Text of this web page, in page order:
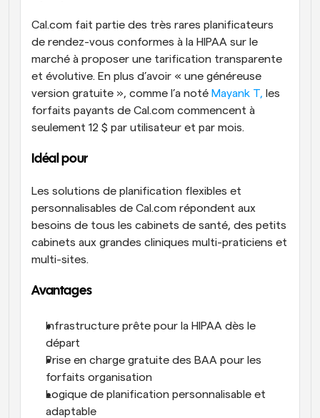
Cal.com fait partie des très rares planificateurs
de rendez-vous conformes à la HIPAA sur le
marché à proposer une tarification transparente
et évolutive. En plus d’avoir « une généreuse
version gratuite », comme l’a noté Mayank T, les
forfaits payants de Cal.com commencent à
seulement 12 $ par utilisateur et par mois.
Idéal pour
Les solutions de planification flexibles et
personnalisables de Cal.com répondent aux
besoins de tous les cabinets de santé, des petits
cabinets aux grandes cliniques multi-praticiens et
multi-sites.
Avantages
Infrastructure prête pour la HIPAA dès le
départ
Prise en charge gratuite des BAA pour les
forfaits organisation
Logique de planification personnalisable et
adaptable